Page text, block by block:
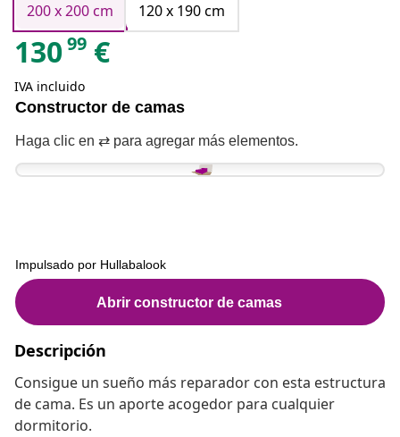
200 x 200 cm
120 x 190 cm
13099 €
IVA incluido
Descripción
Consigue un sueño más reparador con esta estructura
de cama. Es un aporte acogedor para cualquier
dormitorio.